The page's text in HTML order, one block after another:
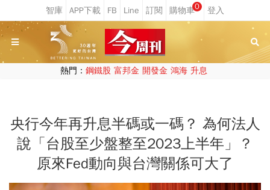
0
熱門： 鋼鐵股 富邦金 開發金 鴻海 升息
央行今年再升息半碼或一碼？ 為何法人
說「台股至少盤整至2023上半年」？
原來Fed動向與台灣關係可大了